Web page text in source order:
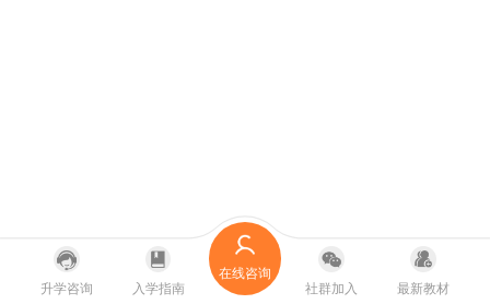
升学咨询 入学指南
在线咨询
社群加入
最新教材